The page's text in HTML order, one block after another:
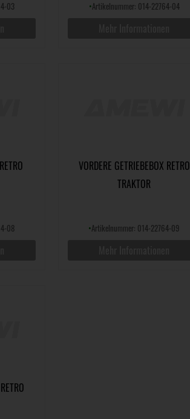
03 •Artikelnummer: 014-22764-04
08
VORDERE GETRIEBEBOX RETRO
TRAKTOR
•Artikelnummer: 014-22764-09